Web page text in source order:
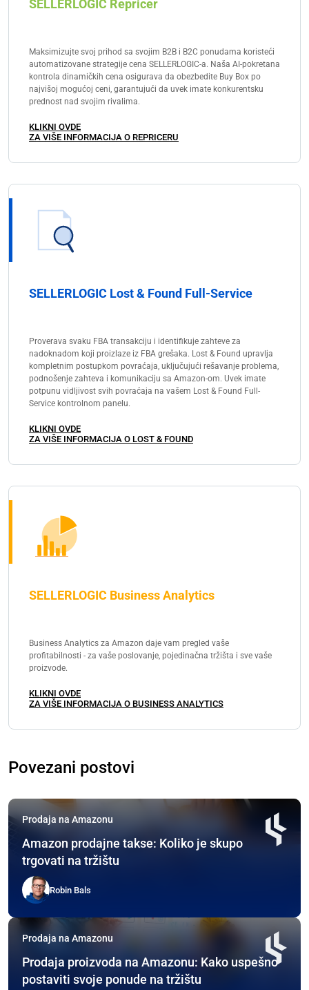
SELLERLOGIC Repricer
Maksimizujte svoj prihod sa svojim B2B i B2C ponudama koristeći
automatizovane strategije cena SELLERLOGIC-a. Naša AI-pokretana
kontrola dinamičkih cena osigurava da obezbedite Buy Box po
najvišoj mogućoj ceni, garantujući da uvek imate konkurentsku
prednost nad svojim rivalima.
KLIKNI OVDE
ZA VIŠE INFORMACIJA O REPRICERU
SELLERLOGIC Lost & Found Full-Service
Proverava svaku FBA transakciju i identifikuje zahteve za
nadoknadom koji proizlaze iz FBA grešaka. Lost & Found upravlja
kompletnim postupkom povraćaja, uključujući rešavanje problema,
podnošenje zahteva i komunikaciju sa Amazon-om. Uvek imate
potpunu vidljivost svih povraćaja na vašem Lost & Found Full-
Service kontrolnom panelu.
KLIKNI OVDE
ZA VIŠE INFORMACIJA O LOST & FOUND
SELLERLOGIC Business Analytics
Business Analytics za Amazon daje vam pregled vaše
profitabilnosti - za vaše poslovanje, pojedinačna tržišta i sve vaše
proizvode.
KLIKNI OVDE
ZA VIŠE INFORMACIJA O BUSINESS ANALYTICS
Povezani postovi
Prodaja na Amazonu
Amazon prodajne takse: Koliko je skupo
trgovati na tržištu
Robin Bals
Prodaja na Amazonu
Prodaja proizvoda na Amazonu: Kako uspešno
postaviti svoje ponude na tržištu